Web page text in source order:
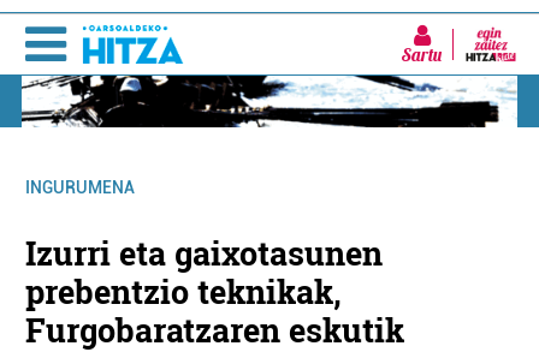
Sartu
INGURUMENA
Izurri eta gaixotasunen
prebentzio teknikak,
Furgobaratzaren eskutik